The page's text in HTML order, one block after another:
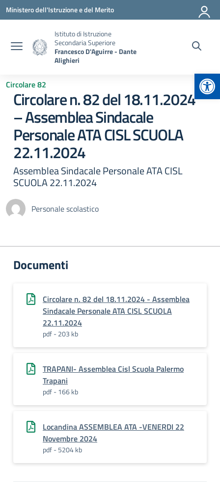
Vai ai contenuti
Vai al menu di navigazione
Vai al footer
Ministero dell'Istruzione e del Merito
Istituto di Istruzione
Secondaria Superiore
Francesco D'Aguirre - Dante
Alighieri
Circolare 82
Circolare n. 82 del 18.11.2024
– Assemblea Sindacale
Personale ATA CISL SCUOLA
22.11.2024
Assemblea Sindacale Personale ATA CISL
SCUOLA 22.11.2024
Personale scolastico
Documenti
Circolare n. 82 del 18.11.2024 - Assemblea
Sindacale Personale ATA CISL SCUOLA
22.11.2024
pdf - 203 kb
TRAPANI- Assemblea Cisl Scuola Palermo
Trapani
pdf - 166 kb
Locandina ASSEMBLEA ATA -VENERDI 22
Novembre 2024
pdf - 5204 kb